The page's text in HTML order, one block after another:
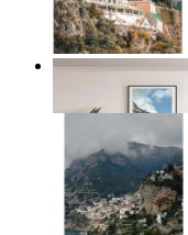
Coastal Village
14,95 €